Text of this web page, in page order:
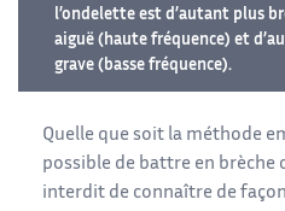
l’ondelette est d’autant plus
aiguë (haute fréquence) et
grave (basse fréquence).
Quelle que soit la méthode
possible de battre en brèche
interdit de connaître de